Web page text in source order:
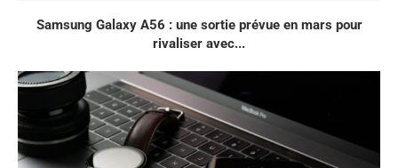
Samsung Galaxy A56 : une sortie prévue en mars pour
rivaliser avec...